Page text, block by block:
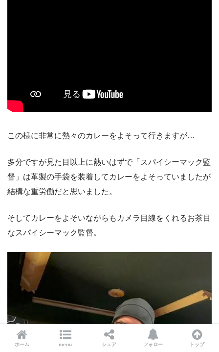
この様に非常に熱々のカレーをよそって行きますが…
多分ですが見た目以上に熱いはずで「スパイシーマック監
督」は革製の手袋を装着してカレーをよそっていましたが
結構な重労働だと思いました。
そしてカレーをよそいながらもカメラ目線をくれるお茶目
なスパイシーマック監督。
ホーム menu シェア フォロー トップ